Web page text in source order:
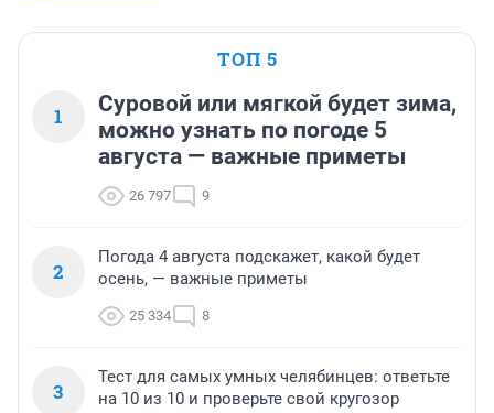
ТОП 5
1
Суровой или мягкой будет зима,
можно узнать по погоде 5
августа — важные приметы
26 797 9
2
Погода 4 августа подскажет, какой будет
осень, — важные приметы
25 334 8
3
Тест для самых умных челябинцев: ответьте
на 10 из 10 и проверьте свой кругозор